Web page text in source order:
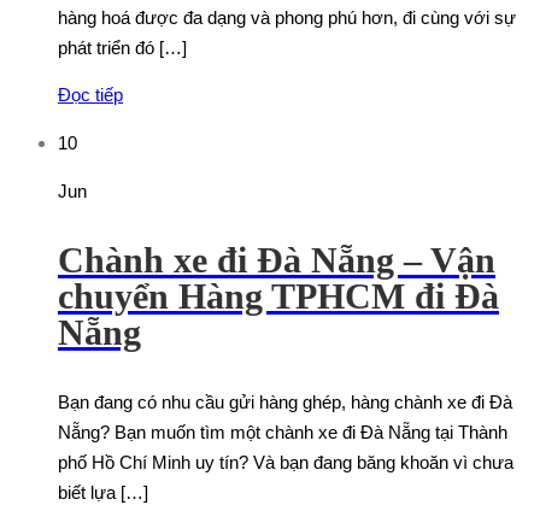
hàng hoá được đa dạng và phong phú hơn, đi cùng với sự
phát triển đó […]
Đọc tiếp
10
Jun
Chành xe đi Đà Nẵng – Vận
chuyển Hàng TPHCM đi Đà
Nẵng
Bạn đang có nhu cầu gửi hàng ghép, hàng chành xe đi Đà
Nẵng? Bạn muốn tìm một chành xe đi Đà Nẵng tại Thành
phố Hồ Chí Minh uy tín? Và bạn đang băng khoăn vì chưa
biết lựa […]